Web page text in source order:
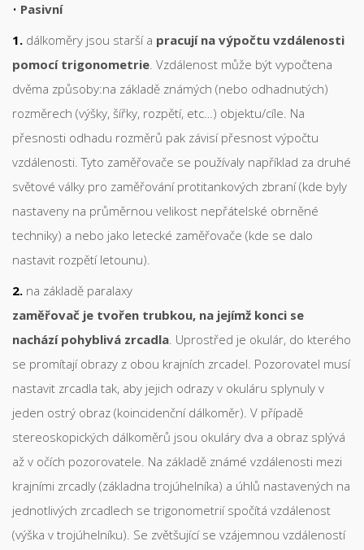
Pasivní
dálkoměry jsou starší a pracují na výpočtu vzdálenosti
pomocí trigonometrie. Vzdálenost může být vypočtena
dvěma způsoby:na základě známých (nebo odhadnutých)
rozměrech (výšky, šířky, rozpětí, etc…) objektu/cíle. Na
přesnosti odhadu rozměrů pak závisí přesnost výpočtu
vzdálenosti. Tyto zaměřovače se používaly například za druhé
světové války pro zaměřování protitankových zbraní (kde byly
nastaveny na průměrnou velikost nepřátelské obrněné
techniky) a nebo jako letecké zaměřovače (kde se dalo
nastavit rozpětí letounu).
na základě paralaxy
zaměřovač je tvořen trubkou, na jejímž konci se
nachází pohyblivá zrcadla. Uprostřed je okulár, do kterého
se promítají obrazy z obou krajních zrcadel. Pozorovatel musí
nastavit zrcadla tak, aby jejich odrazy v okuláru splynuly v
jeden ostrý obraz (koincidenční dálkoměr). V případě
stereoskopických dálkoměrů jsou okuláry dva a obraz splývá
až v očích pozorovatele. Na základě známé vzdálenosti mezi
krajními zrcadly (základna trojúhelníka) a úhlů nastavených na
jednotlivých zrcadlech se trigonometrií spočítá vzdálenost
(výška v trojúhelníku). Se zvětšující se vzájemnou vzdáleností